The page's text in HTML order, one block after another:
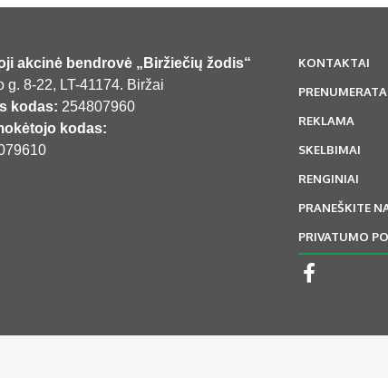
akcinė bendrovė „Biržiečių žodis“
g. 8-22, LT-41174. Biržai
kodas: 254807960
kodas:
KONTAKTAI
PRENUMERATA
REKLAMA
SKELBIMAI
RENGINIAI
PRANEŠKITE
PRIVATUMO